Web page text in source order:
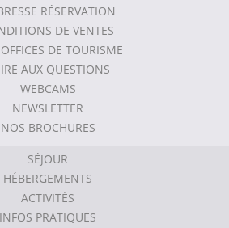
RÉSERVATION
DE VENTES
DE TOURISME
AUX QUESTIONS
WEBCAMS
NEWSLETTER
NOS BROCHURES
SÉJOUR
HÉBERGEMENTS
ACTIVITÉS
INFOS PRATIQUES